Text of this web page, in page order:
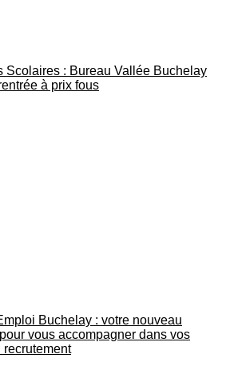
Scolaires : Bureau Vallée Buchelay
à prix fous
Buchelay : votre nouveau
vous accompagner dans vos
recrutement